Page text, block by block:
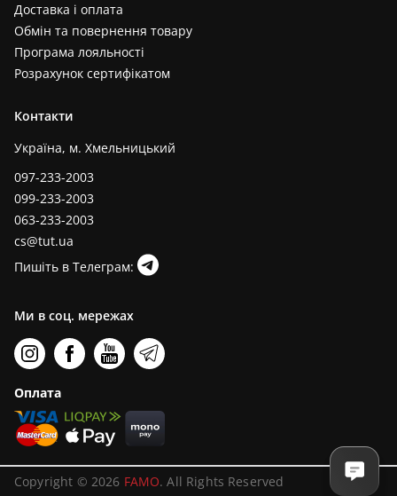
Доставка і оплата
Обмін та повернення товару
Програма лояльності
Розрахунок сертифікатом
Контакти
Україна, м. Хмельницький
097-233-2003
099-233-2003
063-233-2003
cs@tut.ua
Пишіть в Телеграм:
Ми в соц. мережах
Оплата
Copyright © 2026 FAMO. All Rights Reserved